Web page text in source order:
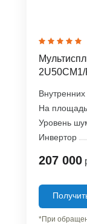
Внутренних
На
Уровень
Инвертор
207 000
*При